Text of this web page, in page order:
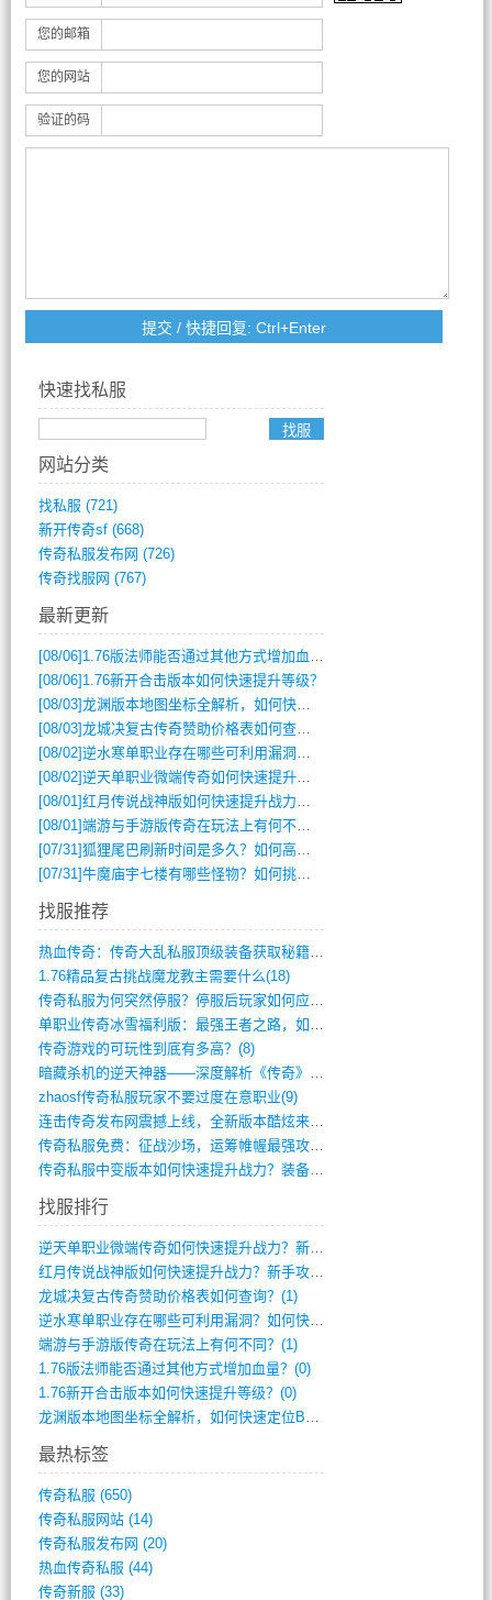
您的邮箱
您的网站
验证的码
快速找私服
网站分类
找私服 (721)
新开传奇sf(668)
传奇私服发布网 (726)
传奇找服网 (767)
最新更新
[08/06] 1.76版法师能否通过其他方式增加血量？
[08/06] 1.76新开合击版本如何快速提升等级？
[08/03]龙渊版本地图坐标全解析，如何快速定位BOSS位置？
[08/03]龙城决复古传奇赞助价格表如何查询？
[08/02]逆水寒单职业存在哪些可利用漏洞？如何快速提升战力？
[08/02]逆天单职业微端传奇如何快速提升战力？新手必看攻略
[08/01]红月传说战神版如何快速提升战力？新手攻略全解析？
[08/01]端游与手游版传奇在玩法上有何不同？
[07/31]狐狸尾巴刷新时间是多久？如何高效获取传奇手游中的狐狸尾巴？
[07/31]牛魔庙宇七楼有哪些怪物？如何挑战它们？
找服推荐
热血传奇：传奇大乱私服顶级装备获取秘籍(887)
1.76精品复古挑战魔龙教主需要什么(18)
传奇私服为何突然停服？停服后玩家如何应对(744)
单职业传奇冰雪福利版：最强王者之路，如何(659)
传奇游戏的可玩性到底有多高？(8)
暗藏杀机的逆天神器——深度解析《传奇》祈(374)
zhaosf传奇私服玩家不要过度在意职业(9)
连击传奇发布网震撼上线，全新版本酷炫来袭(12)
传奇私服免费：征战沙场，运筹帷幄最强攻城(516)
传奇私服中变版本如何快速提升战力？装备强(1012)
找服排行
逆天单职业微端传奇如何快速提升战力？新手(2)
红月传说战神版如何快速提升战力？新手攻略(2)
龙城决复古传奇赞助价格表如何查询？(1)
逆水寒单职业存在哪些可利用漏洞？如何快速(1)
端游与手游版传奇在玩法上有何不同？(1)
1.76版法师能否通过其他方式增加血量？(0)
1.76新开合击版本如何快速提升等级？(0)
龙渊版本地图坐标全解析，如何快速定位BO(0)
最热标签
传奇私服 (650)
传奇私服网站(14)
传奇私服发布网 (20)
热血传奇私服 (44)
传奇新服 (33)